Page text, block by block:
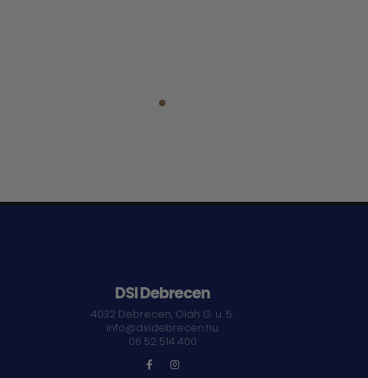
DSI Debrecen
4032 Debrecen, Oláh G. u. 5.
info@dsidebrecen.hu
06 52 514 400